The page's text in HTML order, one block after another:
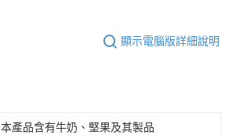
顯示電腦版詳細說明
本產品含有牛奶、堅果及其製品